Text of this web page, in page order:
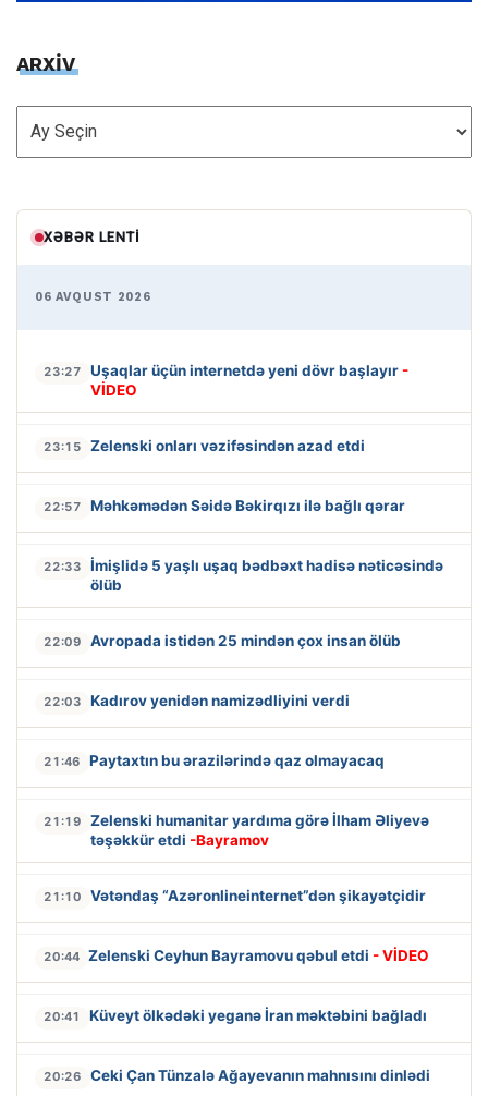
ARXİV
ARXİV
XƏBƏR LENTI
06 AVQUST 2026
23:27 Uşaqlar üçün internetdə yeni dövr başlayır -
VİDEO
23:15 Zelenski onları vəzifəsindən azad etdi
22:57 Məhkəmədən Səidə Bəkirqızı ilə bağlı qərar
22:33
İmişlidə 5 yaşlı uşaq bədbəxt hadisə nəticəsində
ölüb
22:09 Avropada istidən 25 mindən çox insan ölüb
22:03 Kadırov yenidən namizədliyini verdi
21:46 Paytaxtın bu ərazilərində qaz olmayacaq
21:19
Zelenski humanitar yardıma görə İlham Əliyevə
təşəkkür etdi -Bayramov
21:10 Vətəndaş “Azəronlineinternet”dən şikayətçidir
20:44 Zelenski Ceyhun Bayramovu qəbul etdi - VİDEO
20:41 Küveyt ölkədəki yeganə İran məktəbini bağladı
20:26 Ceki Çan Tünzalə Ağayevanın mahnısını dinlədi